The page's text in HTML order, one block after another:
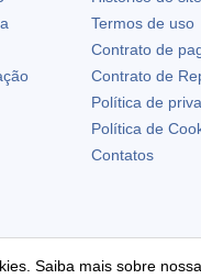
Termos de uso
Contrato de
Contrato de
Política de
Política de
Contatos
Saiba mais sobre nossa